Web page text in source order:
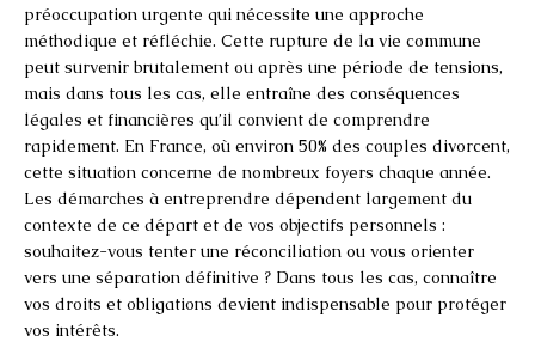
préoccupation urgente qui nécessite une approche
méthodique et réfléchie. Cette rupture de la vie commune
peut survenir brutalement ou après une période de tensions,
mais dans tous les cas, elle entraîne des conséquences
légales et financières qu’il convient de comprendre
rapidement. En France, où environ 50% des couples divorcent,
cette situation concerne de nombreux foyers chaque année.
Les démarches à entreprendre dépendent largement du
contexte de ce départ et de vos objectifs personnels :
souhaitez-vous tenter une réconciliation ou vous orienter
vers une séparation définitive ? Dans tous les cas, connaître
vos droits et obligations devient indispensable pour protéger
vos intérêts.